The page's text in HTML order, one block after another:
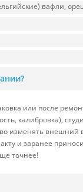
вафли,
или после
калибровка),
изменять внешний
и заранее
точнее!